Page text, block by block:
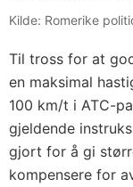
Kilde: Romerike
Til tross for at
en maksimal
100 km/t i ATC-
gjeldende
gjort for å gi
kompensere for